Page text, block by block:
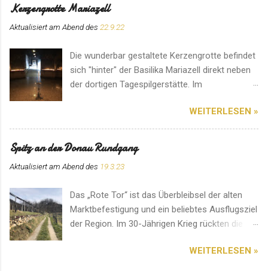
Kerzengrotte Mariazell
Aktualisiert am Abend des 22.9.22
Die wunderbar gestaltete Kerzengrotte befindet
sich "hinter" der Basilika Mariazell direkt neben
der dortigen Tagespilgerstätte. Im
angefertigte Kerzen erworben werden. Hier
herrscht eine ganz besondere Atmosphäre. Ein
Platz für ein Gebet im stillen Gedenken.
WEITERLESEN »
Spitz an der Donau Rundgang
Aktualisiert am Abend des 19.3.23
Das „Rote Tor“ ist das Überbleibsel der alten
Marktbefestigung und ein beliebtes Ausflugsziel
der Region. Im 30-Jährigen Krieg rückten die
diesem Ort ein erbitterter und blutiger Kampf.
WEITERLESEN »